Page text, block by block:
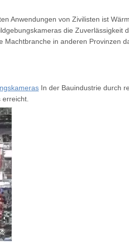
Anwendungen von Zivilisten ist
die
in anderen Provinzen
In der Bauindustrie durch